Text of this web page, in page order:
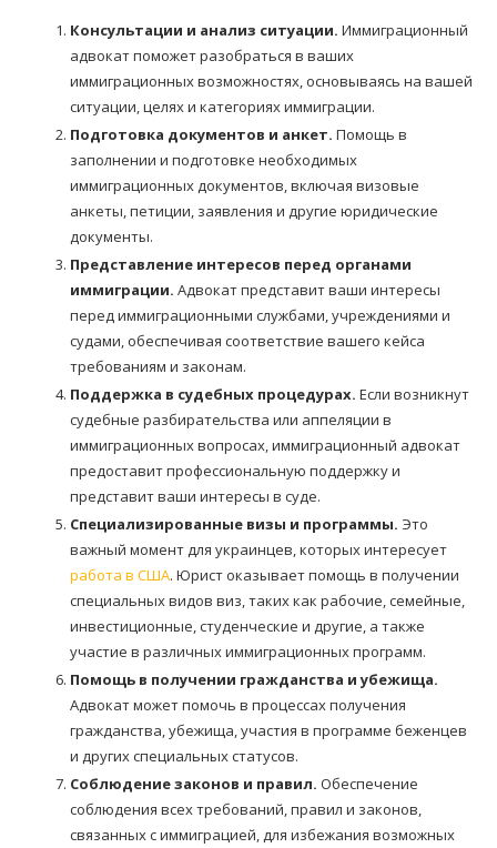
Консультации и анализ ситуации. Иммиграционный
адвокат поможет разобраться в ваших
иммиграционных возможностях, основываясь на вашей
ситуации, целях и категориях иммиграции.
Подготовка документов и анкет. Помощь в
заполнении и подготовке необходимых
иммиграционных документов, включая визовые
анкеты, петиции, заявления и другие юридические
документы.
Представление интересов перед органами
иммиграции. Адвокат представит ваши интересы
перед иммиграционными службами, учреждениями и
судами, обеспечивая соответствие вашего кейса
требованиям и законам.
Поддержка в судебных процедурах. Если возникнут
судебные разбирательства или аппеляции в
иммиграционных вопросах, иммиграционный адвокат
предоставит профессиональную поддержку и
представит ваши интересы в суде.
Специализированные визы и программы. Это
важный момент для украинцев, которых интересует
работа в США. Юрист оказывает помощь в получении
специальных видов виз, таких как рабочие, семейные,
инвестиционные, студенческие и другие, а также
участие в различных иммиграционных программ.
Помощь в получении гражданства и убежища.
Адвокат может помочь в процессах получения
гражданства, убежища, участия в программе беженцев
и других специальных статусов.
Соблюдение законов и правил. Обеспечение
соблюдения всех требований, правил и законов,
связанных с иммиграцией, для избежания возможных